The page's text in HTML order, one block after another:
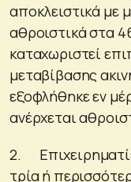
αποκλειστικά με
αθροιστικά στα
καταχωριστεί
μεταβίβασης
εξοφλήθηκε εν
ανέρχεται
2.
τρία ή